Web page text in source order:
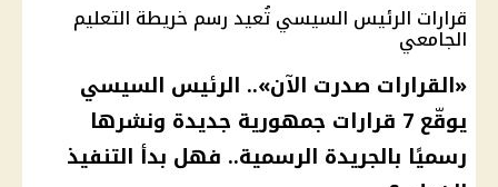
قرارات الرئيس السيسي تُعيد رسم خريطة التعليم
الجامعي
«القرارات صدرت الآن».. الرئيس السيسي
يوقّع 7 قرارات جمهورية جديدة ونشرها
رسميًا بالجريدة الرسمية.. فهل بدأ التنفيذ